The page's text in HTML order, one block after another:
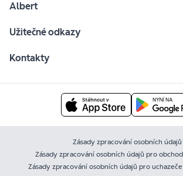
Albert
Užitečné odkazy
Kontakty
Zásady zpracování osobních údajů
Zásady zpracování osobních údajů pro
Zásady zpracování osobních údajů pro